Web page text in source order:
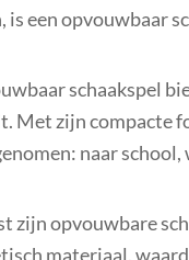
is een opvouwbaar
schaakspel
Met zijn compacte
naar school,
zijn opvouwbare
materiaal,